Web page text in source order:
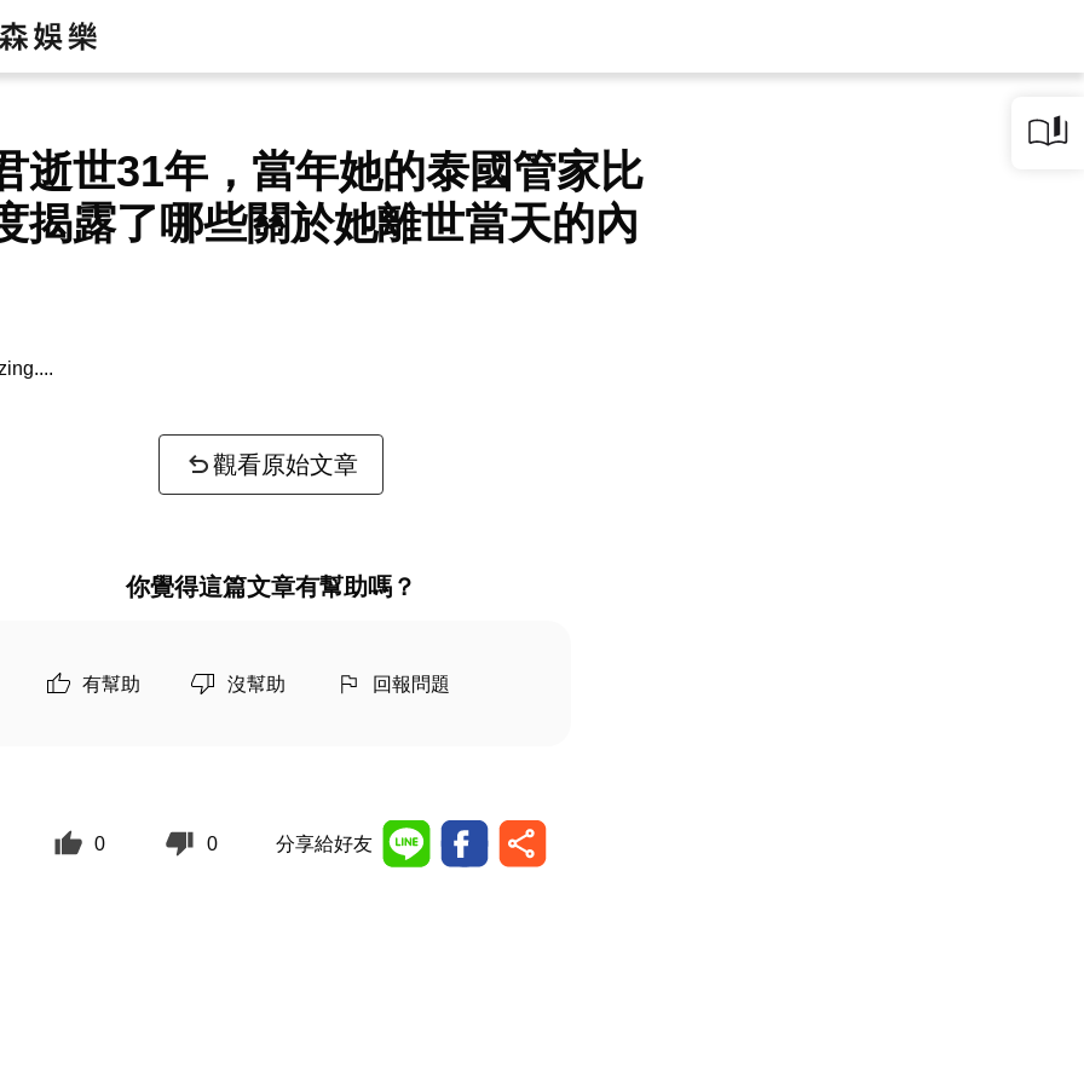
逝世31年，當年她的泰國管家比
揭露了哪些關於她離世當天的內
觀看原始文章
你覺得這篇文章有幫助嗎？
有幫助 沒幫助 回報問題
0 0 分享給好友